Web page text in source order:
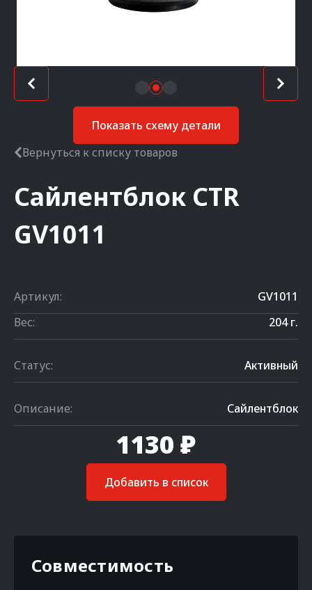
Показать схему детали
Вернуться к списку товаров
Сайлентблок CTR
GV1011
Артикул:
GV1011
Вес:
204 г.
Статус: Активный
Описание: Сайлентблок
1130 ₽
Добавить в список
Совместимость